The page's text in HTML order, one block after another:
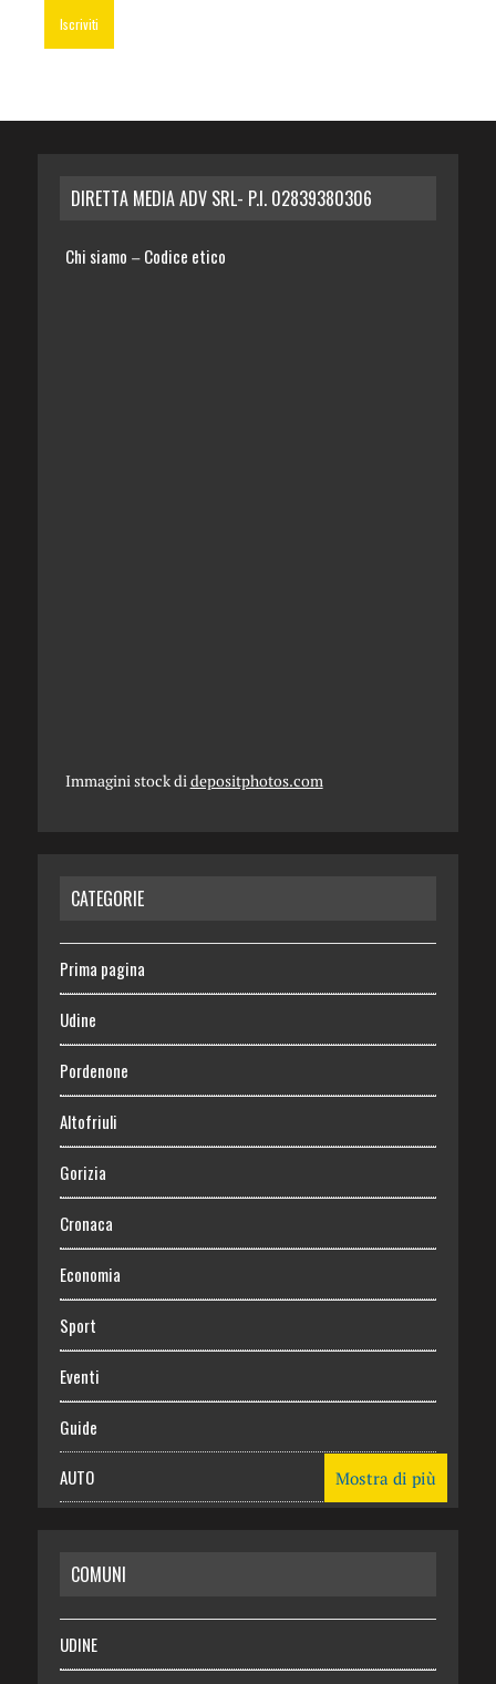
DIRETTA MEDIA ADV SRL- P.I. 02839380306
Chi siamo – Codice etico
Immagini stock didepositphotos.com
CATEGORIE
Prima pagina
Udine
Pordenone
Altofriuli
Gorizia
Cronaca
Economia
Sport
Eventi
Guide
AUTO
RISPARMIO
SALUTE
Necrologie
Mostra di più
COMUNI
UDINE